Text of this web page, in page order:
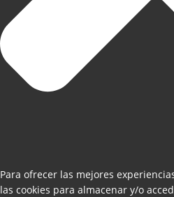
Para ofrecer las mejores
las cookies para almacenar y/o